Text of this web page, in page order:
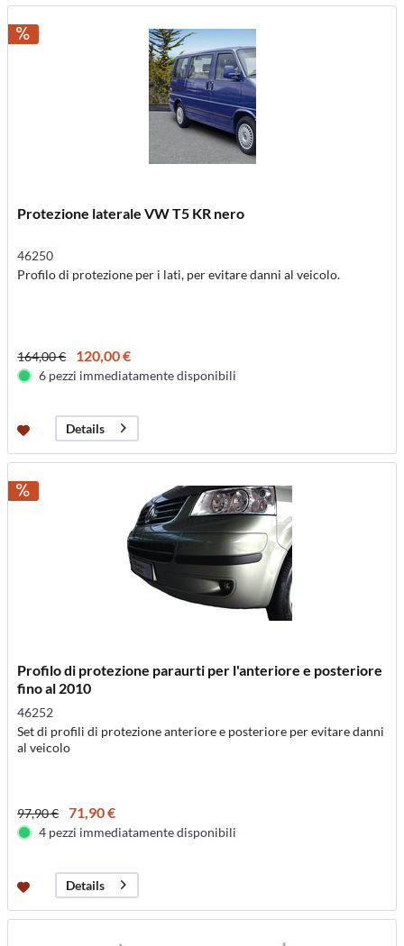
Protezione laterale VW T5 KR nero
46250
Profilo di protezione per i lati, per evitare danni al veicolo.
164,00 € 120,00 €
6 pezzi immediatamente disponibili
Details
Profilo di protezione paraurti per l'anteriore e posteriore
fino al 2010
46252
Set di profili di protezione anteriore e posteriore per evitare danni
al veicolo
97,90 € 71,90 €
4 pezzi immediatamente disponibili
Details